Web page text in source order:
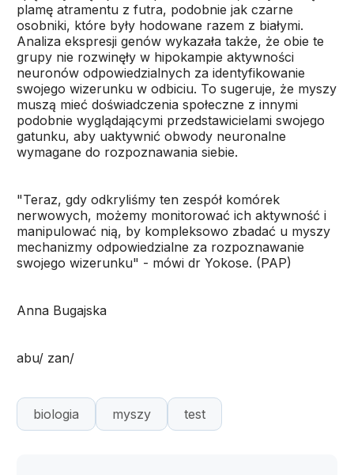
plamę atramentu z futra, podobnie jak czarne
osobniki, które były hodowane razem z białymi.
Analiza ekspresji genów wykazała także, że obie te
grupy nie rozwinęły w hipokampie aktywności
neuronów odpowiedzialnych za identyfikowanie
swojego wizerunku w odbiciu. To sugeruje, że myszy
muszą mieć doświadczenia społeczne z innymi
podobnie wyglądającymi przedstawicielami swojego
gatunku, aby uaktywnić obwody neuronalne
wymagane do rozpoznawania siebie.
"Teraz, gdy odkryliśmy ten zespół komórek
nerwowych, możemy monitorować ich aktywność i
manipulować nią, by kompleksowo zbadać u myszy
mechanizmy odpowiedzialne za rozpoznawanie
swojego wizerunku" - mówi dr Yokose. (PAP)
Anna Bugajska
abu/ zan/
biologia myszy test